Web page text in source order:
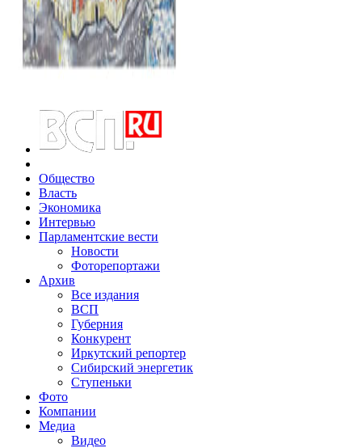
Общество
Власть
Экономика
Интервью
Парламентские вести
Новости
Фоторепортажи
Архив
Все издания
ВСП
Губерния
Конкурент
Иркутский репортер
Сибирский энергетик
Ступеньки
Фото
Компании
Медиа
Видео